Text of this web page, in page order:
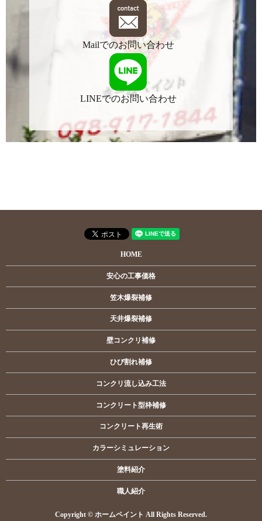
Mailでのお問い合わせ
LINEでのお問い合わせ
HOME
安心の工事価格
笠木爆裂補修
天井爆裂補修
壁コンクリ補修
ひび割れ補修
コンクリ流し込み工法
コンクリート型枠補修
コンクリート再生術
カラーシミュレーション
塗料紹介
職人紹介
Copyright © ホームペイント All Rights Reserved.